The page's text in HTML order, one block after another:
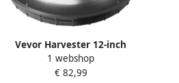
Vevor Harvester 12-inch
Bladsnijder Knoppensnijder met
Roestvrijstalen Messen Natte en
1 webshop
€ 82,99